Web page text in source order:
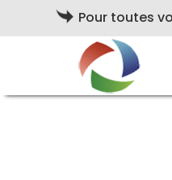
Pour toutes